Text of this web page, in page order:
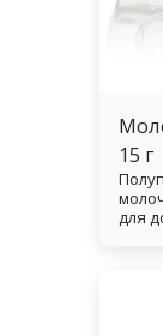
15 г
для